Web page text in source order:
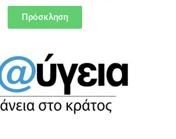
Πρόσκληση